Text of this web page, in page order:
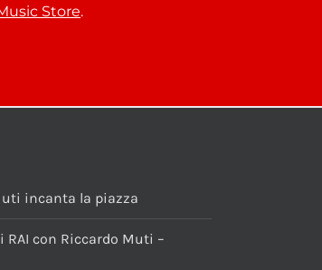
Store.
incanta la piazza
con Riccardo Muti –